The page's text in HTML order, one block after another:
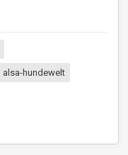
alsa-hundewelt